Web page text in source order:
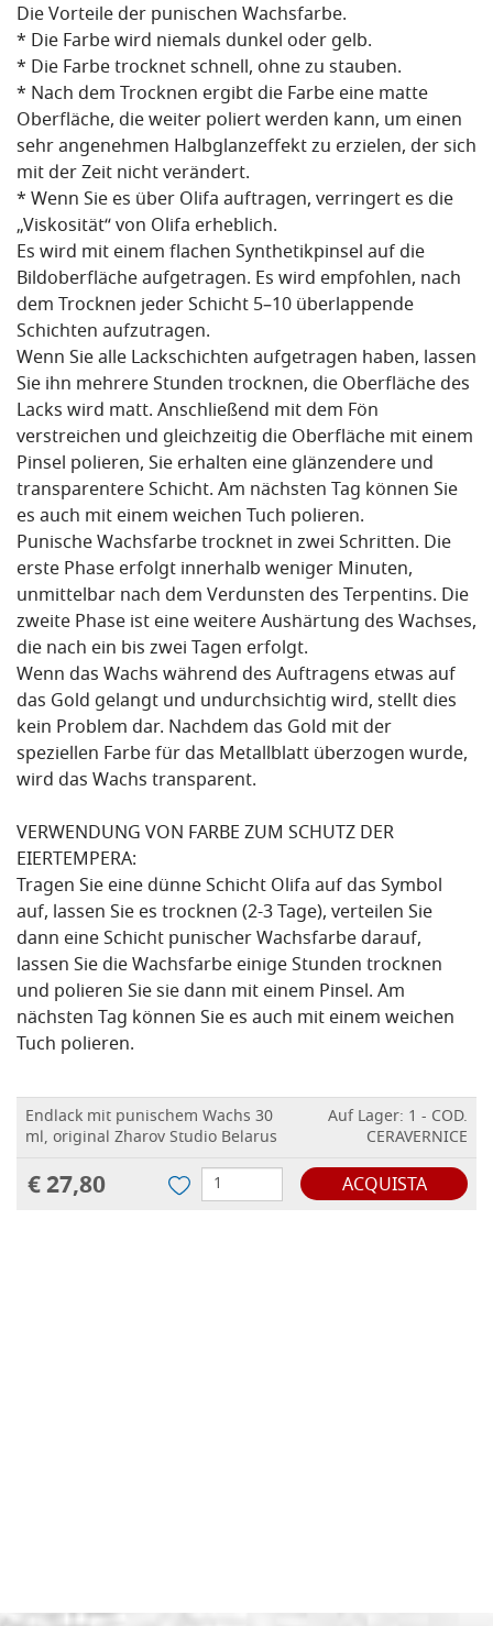
Die Vorteile der punischen Wachsfarbe.
* Die Farbe wird niemals dunkel oder gelb.
* Die Farbe trocknet schnell, ohne zu stauben.
* Nach dem Trocknen ergibt die Farbe eine matte
Oberfläche, die weiter poliert werden kann, um einen
sehr angenehmen Halbglanzeffekt zu erzielen, der sich
mit der Zeit nicht verändert.
* Wenn Sie es über Olifa auftragen, verringert es die
„Viskosität“ von Olifa erheblich.
Es wird mit einem flachen Synthetikpinsel auf die
Bildoberfläche aufgetragen. Es wird empfohlen, nach
dem Trocknen jeder Schicht 5–10 überlappende
Schichten aufzutragen.
Wenn Sie alle Lackschichten aufgetragen haben, lassen
Sie ihn mehrere Stunden trocknen, die Oberfläche des
Lacks wird matt. Anschließend mit dem Fön
verstreichen und gleichzeitig die Oberfläche mit einem
Pinsel polieren, Sie erhalten eine glänzendere und
transparentere Schicht. Am nächsten Tag können Sie
es auch mit einem weichen Tuch polieren.
Punische Wachsfarbe trocknet in zwei Schritten. Die
erste Phase erfolgt innerhalb weniger Minuten,
unmittelbar nach dem Verdunsten des Terpentins. Die
zweite Phase ist eine weitere Aushärtung des Wachses,
die nach ein bis zwei Tagen erfolgt.
Wenn das Wachs während des Auftragens etwas auf
das Gold gelangt und undurchsichtig wird, stellt dies
kein Problem dar. Nachdem das Gold mit der
speziellen Farbe für das Metallblatt überzogen wurde,
wird das Wachs transparent.
VERWENDUNG VON FARBE ZUM SCHUTZ DER
EIERTEMPERA:
Tragen Sie eine dünne Schicht Olifa auf das Symbol
auf, lassen Sie es trocknen (2-3 Tage), verteilen Sie
dann eine Schicht punischer Wachsfarbe darauf,
lassen Sie die Wachsfarbe einige Stunden trocknen
und polieren Sie sie dann mit einem Pinsel. Am
nächsten Tag können Sie es auch mit einem weichen
Tuch polieren.
Endlack mit punischem Wachs 30
ml, original Zharov Studio Belarus
Auf Lager: 1 - COD.
CERAVERNICE
€ 27,80 ACQUISTA